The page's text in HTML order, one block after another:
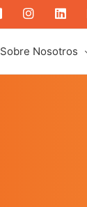
Face insta link
Sobre Nosotros